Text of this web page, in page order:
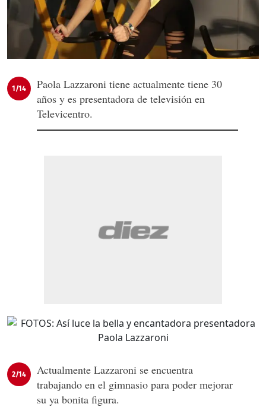
1/14
Paola Lazzaroni tiene actualmente tiene 30
años y es presentadora de televisión en
Televicentro.
2/14
Actualmente Lazzaroni se encuentra
trabajando en el gimnasio para poder mejorar
su ya bonita figura.